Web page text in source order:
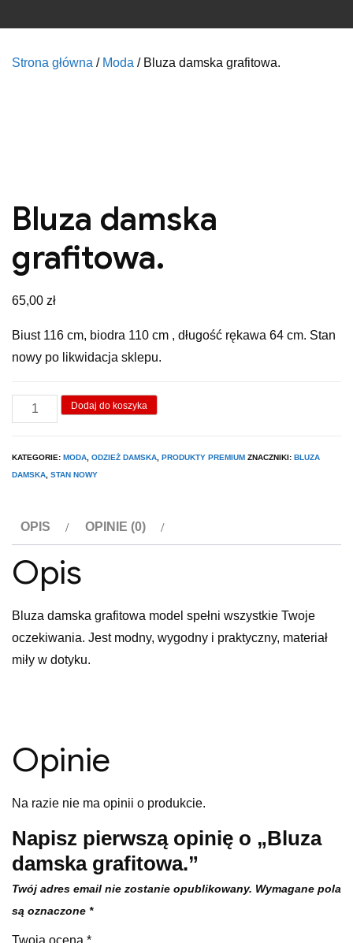
Strona główna / Moda / Bluza damska grafitowa.
Bluza damska
grafitowa.
65,00 zł
Biust 116 cm, biodra 110 cm , długość rękawa 64 cm. Stan
nowy po likwidacja sklepu.
ilość
Bluza
grafitowa.
Dodaj do koszyka
KATEGORIE: MODA ODZIEŻ DAMSKA PRODUKTY PREMIUM ZNACZNIKI: BLUZA
DAMSKA STAN NOWY
OPIS OPINIE (0)
Opis
Bluza damska grafitowa model spełni wszystkie Twoje
oczekiwania. Jest modny, wygodny i praktyczny, materiał
miły w dotyku.
Opinie
Na razie nie ma opinii o produkcie.
Napisz pierwszą opinię o „Bluza
damska grafitowa.”
Twój adres email nie zostanie opublikowany. Wymagane pola
są oznaczone *
Twoja ocena *